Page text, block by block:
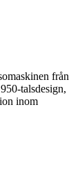
från
talsdesign,
inom